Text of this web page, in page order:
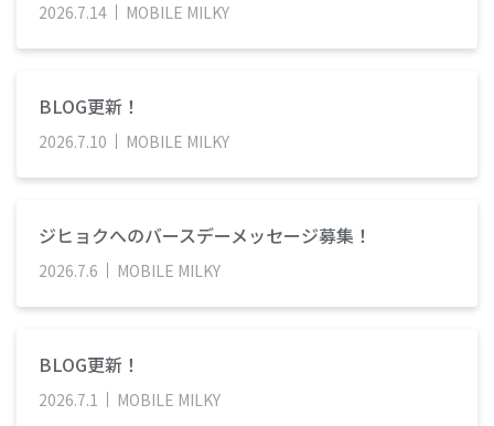
2026.7.14 MOBILE MILKY
BLOG更新！
2026.7.10 MOBILE MILKY
ジヒョクへのバースデーメッセージ募集！
2026.7.6 MOBILE MILKY
BLOG更新！
2026.7.1 MOBILE MILKY